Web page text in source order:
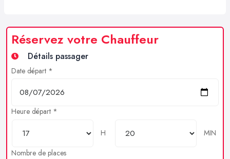
Réservez votre Chauffeur
Détails passager
Date départ *
Heure départ *
H
MIN
Nombre de places